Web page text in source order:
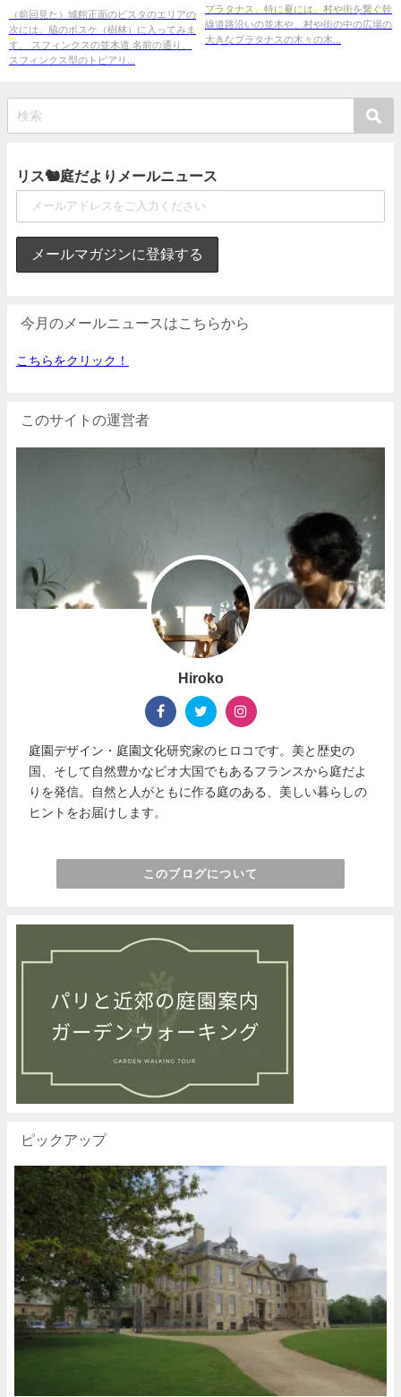
｜２
（前回見た）城館正面のビスタのエリアの
次には、脇のボスケ（樹林）に入ってみま
す。 スフィンクスの並木道 名前の通り、
スフィンクス型のトピアリ...
プラタナス、特に夏には、村や街を繋ぐ幹
線道路沿いの並木や、村や街の中の広場の
大きなプラタナスの木々の木...
リス🐿庭だよりメールニュース
今月のメールニュースはこちらから
こちらをクリック！
このサイトの運営者
Hiroko
庭園デザイン・庭園文化研究家のヒロコです。美と歴史の
国、そして自然豊かなビオ大国でもあるフランスから庭だよ
りを発信。自然と人がともに作る庭のある、美しい暮らしの
ヒントをお届けします。
このブログについて
ピックアップ